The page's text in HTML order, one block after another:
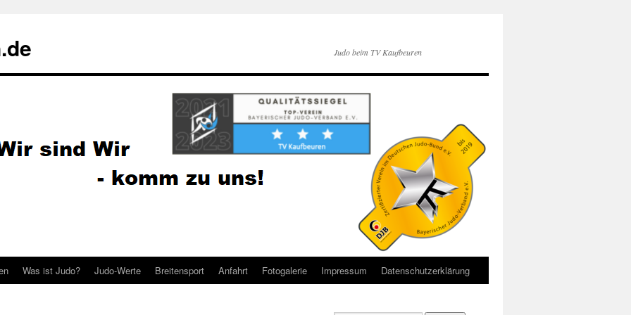
Judo beim TV Kaufbeuren
Was ist Judo? Judo-Werte Breitensport Anfahrt Fotogalerie Impressum Datenschutzerklärung